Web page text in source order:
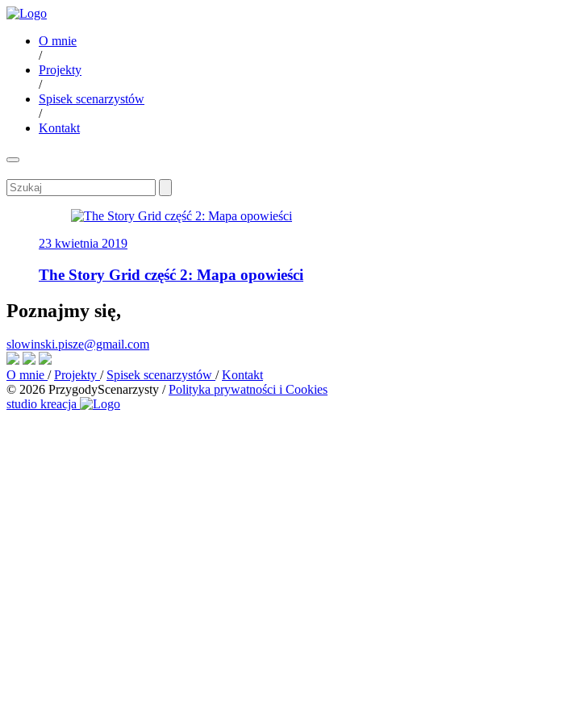
O mnie
/
Projekty
/
Spisek scenarzystów
/
Kontakt
23 kwietnia 2019
The Story Grid część 2: Mapa opowieści
Poznajmy się,
slowinski.pisze@gmail.com
O mnie / Projekty / Spisek scenarzystów / Kontakt
© 2026 PrzygodyScenarzysty / Polityka prywatności i Cookies
studio kreacja